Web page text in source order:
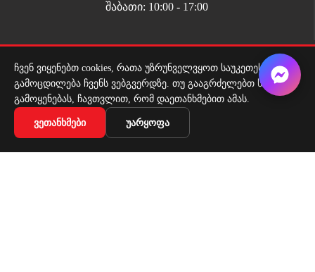
შაბათი: 10:00 - 17:00
მიწოდების სერვისი
ადგილზე მიტანის სერვისი ყველგან საქართველოში
ჩვენ ვიყენებთ cookies, რათა უზრუნველვყოთ საუკეთესო
გამოცდილება ჩვენს ვებგვერდზე. თუ გააგრძელებთ საიტის
გამოყენებას, ჩავთვლით, რომ დაეთანხმებით ამას.
ᲕᲔᲗᲐᲜᲮᲛᲔᲑᲘ ᲣᲐᲠᲧᲝᲤᲐ